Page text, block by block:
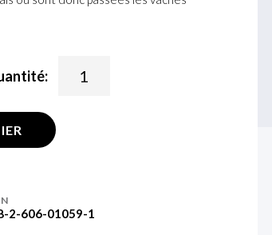
2-606-01059-1
capturer un jour par une irrésistible